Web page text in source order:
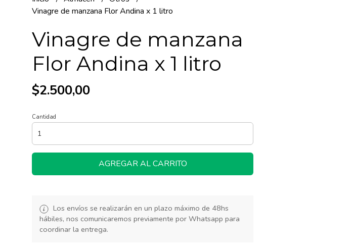
Vinagre de manzana Flor Andina x 1 litro
Vinagre de manzana
Flor Andina x 1 litro
$2.500,00
Cantidad
AGREGAR AL CARRITO
Los envíos se realizarán en un plazo máximo de 48hs
hábiles, nos comunicaremos previamente por Whatsapp para
coordinar la entrega.